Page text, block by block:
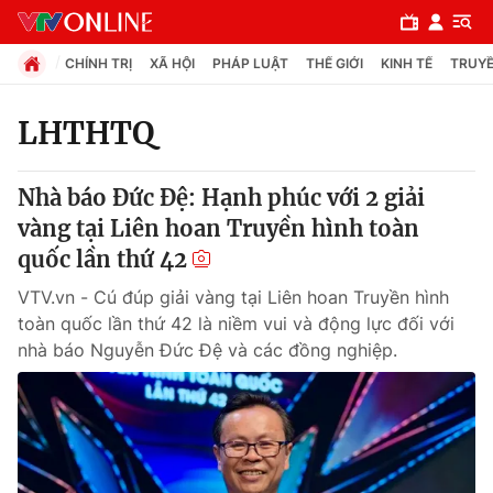
Chuyên mục
Chính trị
Pháp luật
Y tế
Thế giới
CHÍNH TRỊ XÃ HỘI PHÁP LUẬT THẾ GIỚI KINH TẾ
LHTHTQ
Nhà báo Đức Đệ: Hạnh phúc với 2 giải
vàng tại Liên hoan Truyền hình toàn
quốc lần thứ 42
VTV.vn - Cú đúp giải vàng tại Liên hoan Truyền hình
toàn quốc lần thứ 42 là niềm vui và động lực đối với
nhà báo Nguyễn Đức Đệ và các đồng nghiệp.